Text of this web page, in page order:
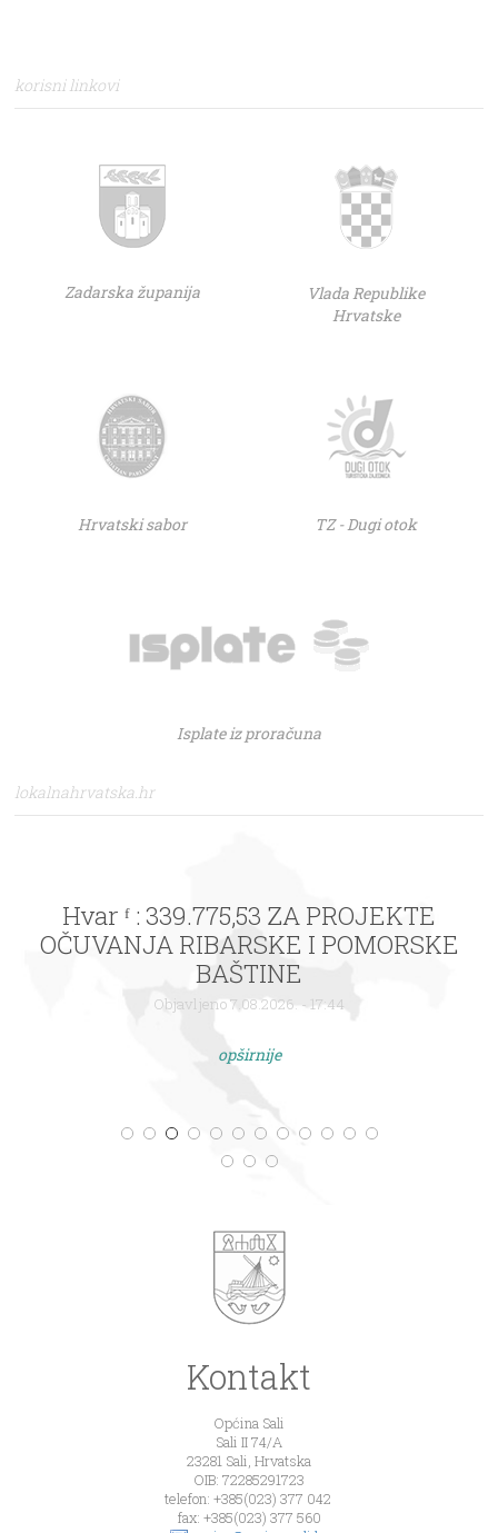
korisni linkovi
Zadarska županija
Vlada Republike
Hrvatske
Hrvatski sabor TZ - Dugi otok
Isplate iz proračuna
lokalnahrvatska.hr
Hvar ᶠ : 339.775,53 ZA PROJEKTE
OČUVANJA RIBARSKE I POMORSKE
BAŠTINE
Objavljeno 7.08.2026. - 17:44
opširnije
Kontakt
Općina Sali
Sali II 74/A
23281 Sali, Hrvatska
OIB: 72285291723
telefon: +385(023) 377 042
fax: +385(023) 377 560